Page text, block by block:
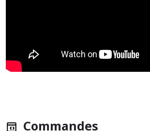
Commandes